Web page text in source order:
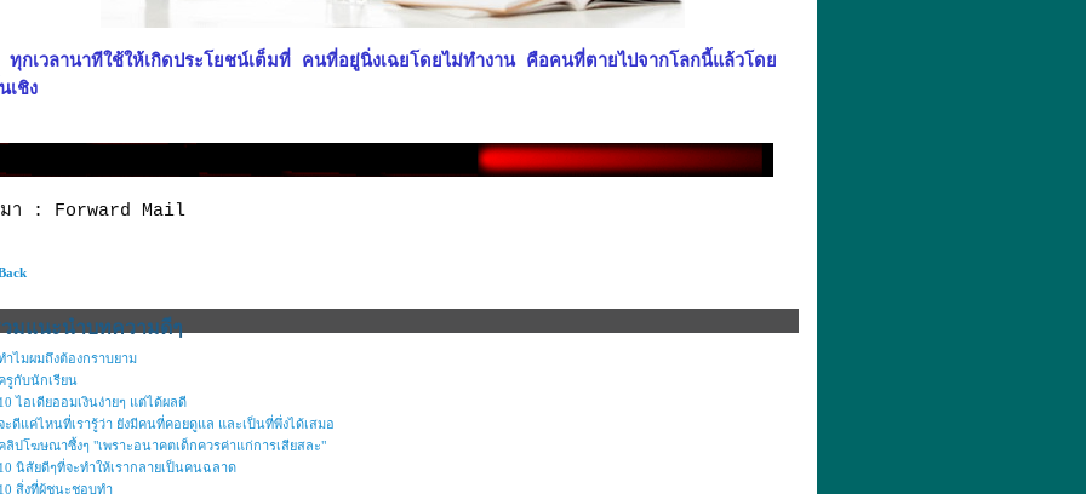
ทุกเวลานาทีใช้ให้เกิดประโยชน์เต็มที่ คนที่อยู่นิ่งเฉยโดยไม่ทำงาน คือคนที่ตายไปจากโลกนี้แล้วโดย
เชิง
า : Forward Mail
มแนะนำบทความดีๆ
ำไมผมถึงต้องกราบยาม
รูกับนักเรียน
ไอเดียออมเงินง่ายๆ แต่ได้ผลดี
ะดีแค่ไหนที่เรารู้ว่า ยังมีคนที่คอยดูแล และเป็นที่พึ่งได้เสมอ
ลิปโฆษณาซึ้งๆ "เพราะอนาคตเด็กควรค่าแก่การเสียสละ"
นิสัยดีๆที่จะทำให้เรากลายเป็นคนฉลาด
สิ่งที่ผู้ชนะชอบทำ